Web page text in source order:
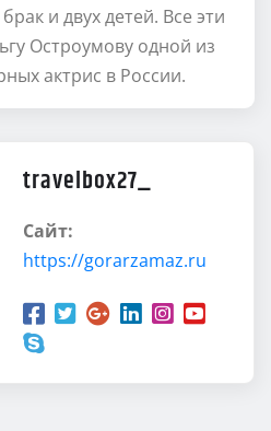
и двух детей. Все эти
Остроумову одной из
актрис в России.
travelbox27_
Сайт:
https://gorarzamaz.ru